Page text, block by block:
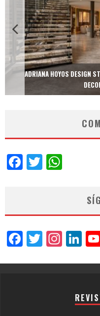
ADRIANA HOYOS DESIGN
Facebook
Twitter
Facebook
Twitter